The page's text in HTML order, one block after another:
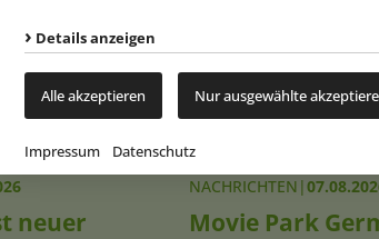
Details anzeigen
Alle akzeptieren Nur ausgewählte
Impressum Datenschutz
neuer
NACHRICHTEN |
Movie Park